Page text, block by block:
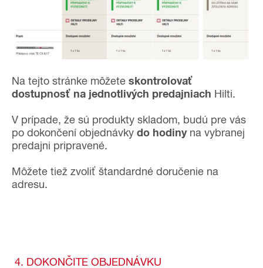
Na tejto stránke môžete skontrolovať
dostupnosť na jednotlivých predajniach Hilti.
V prípade, že sú produkty skladom, budú pre vás
po dokončení objednávky do hodinyna vybranej
predajni pripravené.
Môžete tiež zvoliť štandardné doručenie na
adresu.
4. DOKONČITE OBJEDNÁVKU